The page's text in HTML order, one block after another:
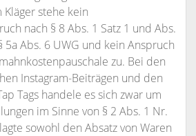
stehe kein
nach § 8 Abs. 1 Satz 1 und Abs.
5a Abs. 6 UWG und kein Anspruch
zu. Bei den
Instagram-Beiträgen und den
Tags handele es sich zwar um
im Sinne von § 2 Abs. 1 Nr.
sowohl den Absatz von Waren